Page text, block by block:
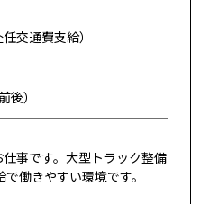
交通費支給）
）
事です。大型トラック整備
働きやすい環境です。